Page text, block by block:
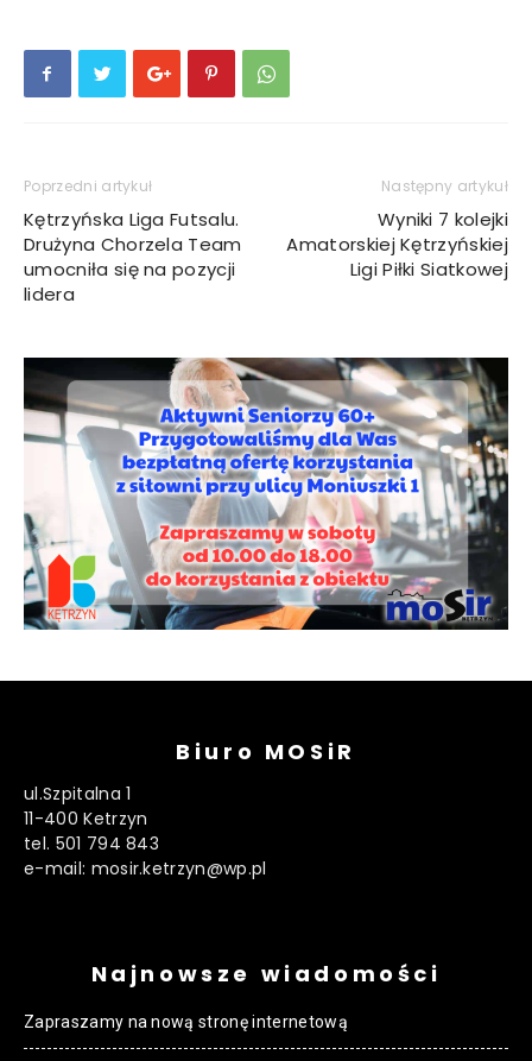
Poprzedni artykuł
Kętrzyńska Liga Futsalu.
Drużyna Chorzela Team
umocniła się na pozycji
lidera
Następny artykuł
Wyniki 7 kolejki
Amatorskiej Kętrzyńskiej
Ligi Piłki Siatkowej
Biuro MOSiR
ul.Szpitalna 1
11-400 Ketrzyn
tel. 501 794 843
e-mail: mosir.ketrzyn@wp.pl
Najnowsze wiadomości
Zapraszamy na nową stronę internetową